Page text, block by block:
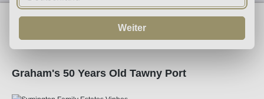
Likörweine
Graham's 50 Years Old Tawny Port
Weiter